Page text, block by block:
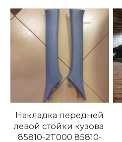
Накладка передней
левой стойки кузова
85810-2T000 85810-